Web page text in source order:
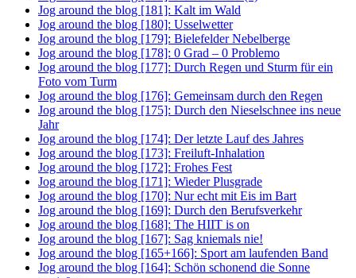
Jog around the blog [181]: Kalt im Wald
Jog around the blog [180]: Usselwetter
Jog around the blog [179]: Bielefelder Nebelberge
Jog around the blog [178]: 0 Grad – 0 Problemo
Jog around the blog [177]: Durch Regen und Sturm für ein
Foto vom Turm
Jog around the blog [176]: Gemeinsam durch den Regen
Jog around the blog [175]: Durch den Nieselschnee ins neue
Jahr
Jog around the blog [174]: Der letzte Lauf des Jahres
Jog around the blog [173]: Freiluft-Inhalation
Jog around the blog [172]: Frohes Fest
Jog around the blog [171]: Wieder Plusgrade
Jog around the blog [170]: Nur echt mit Eis im Bart
Jog around the blog [169]: Durch den Berufsverkehr
Jog around the blog [168]: The HIIT is on
Jog around the blog [167]: Sag kniemals nie!
Jog around the blog [165+166]: Sport am laufenden Band
Jog around the blog [164]: Schön schonend die Sonne